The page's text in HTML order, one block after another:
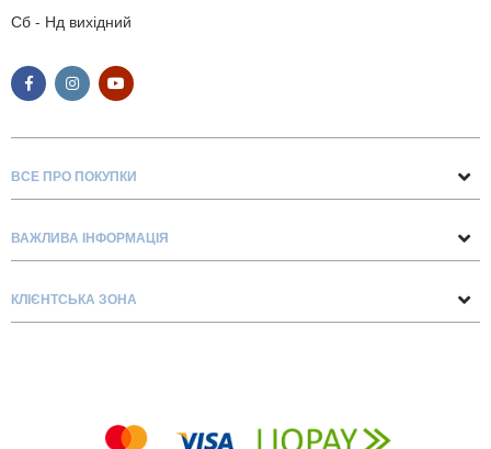
Сб - Нд вихідний
ВСЕ ПРО ПОКУПКИ
Про нас
Блог
ВАЖЛИВА ІНФОРМАЦІЯ
Доставка та оплата
КЛІЄНТСЬКА ЗОНА